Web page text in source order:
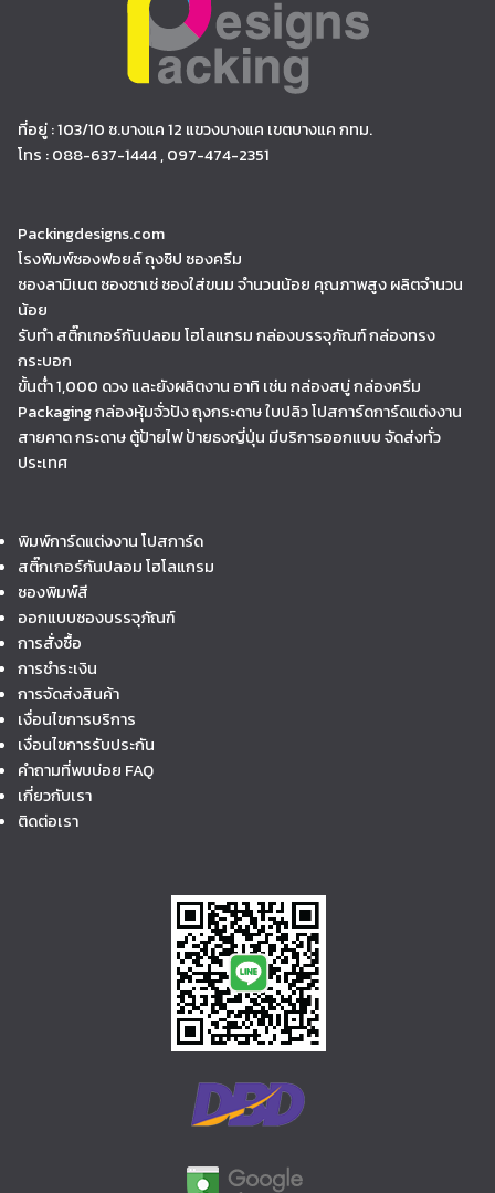
ที่อยู่ : 103/10 ซ.บางแค 12 แขวงบางแค เขตบางแค กทม.
โทร : 088-637-1444 , 097-474-2351
Packingdesigns.com
โรงพิมพ์ซองฟอยล์ ถุงซิป ซองครีม
ซองลามิเนต ซองซาเช่ ซองใส่ขนม จำนวนน้อย คุณภาพสูง ผลิตจำนวน
น้อย
รับทำ สติ๊กเกอร์กันปลอม โฮโลแกรม กล่องบรรจุภัณฑ์ กล่องทรง
กระบอก
ขั้นต่ำ 1,000 ดวง และยังผลิตงาน อาทิ เช่น กล่องสบู่ กล่องครีม
Packaging กล่องหุ้มจั่วปัง ถุงกระดาษ ใบปลิว โปสการ์ดการ์ดแต่งงาน
สายคาด กระดาษ ตู้ป้ายไฟ ป้ายธงญี่ปุ่น มีบริการออกแบบ จัดส่งทั่ว
ประเทศ
พิมพ์การ์ดแต่งงาน โปสการ์ด
สติ๊กเกอร์กันปลอม โฮโลแกรม
ซองพิมพ์สี
ออกแบบซองบรรจุภัณฑ์
การสั่งซื้อ
การชำระเงิน
การจัดส่งสินค้า
เงื่อนไขการบริการ
เงื่อนไขการรับประกัน
คำถามที่พบบ่อย FAQ
เกี่ยวกับเรา
ติดต่อเรา